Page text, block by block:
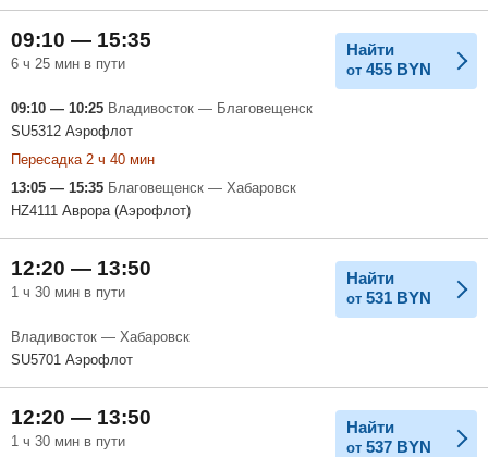
09:10 — 15:35
6 ч 25 мин в пути
Найти
от 455 BYN
09:10 — 10:25 Владивосток — Благовещенск
SU5312 Аэрофлот
Пересадка 2 ч 40 мин
13:05 — 15:35 Благовещенск — Хабаровск
HZ4111 Аврора (Аэрофлот)
12:20 — 13:50
1 ч 30 мин в пути
Найти
от 531 BYN
Владивосток — Хабаровск
SU5701 Аэрофлот
12:20 — 13:50
1 ч 30 мин в пути
Найти
от 537 BYN